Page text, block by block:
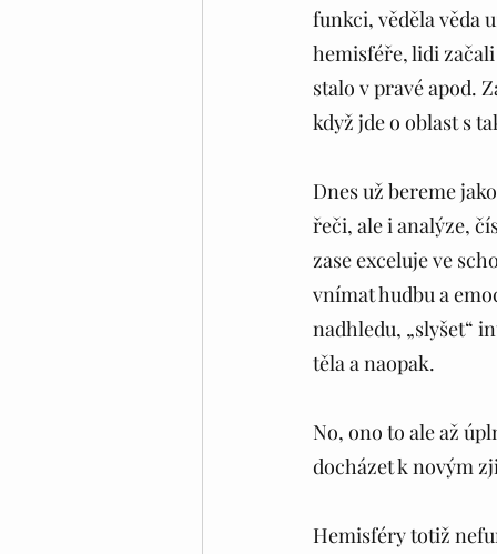
funkci, věděla věda
hemisféře, lidi
stalo v pravé apod.
když jde o oblast s
Dnes už bereme
řeči, ale i analýze,
zase exceluje ve
vnímat hudbu a
nadhledu, „slyšet“
těla a naopak.
No, ono to ale až
docházet k novým
Hemisféry totiž